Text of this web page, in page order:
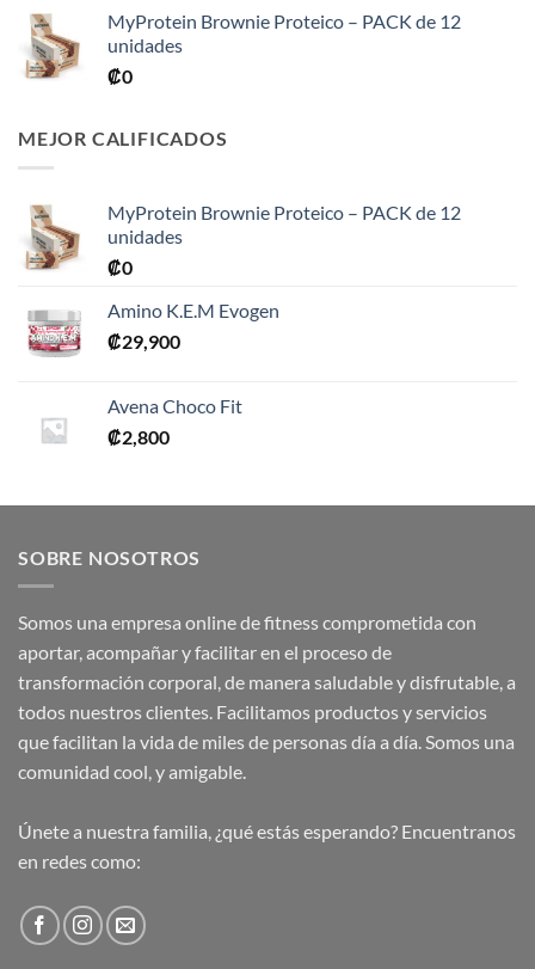
MyProtein Brownie Proteico – PACK de 12
unidades
₡0
MEJOR CALIFICADOS
MyProtein Brownie Proteico – PACK de 12
unidades
₡0
Amino K.E.M Evogen
₡29,900
Avena Choco Fit
₡2,800
SOBRE NOSOTROS
Somos una empresa online de fitness comprometida con
aportar, acompañar y facilitar en el proceso de
transformación corporal, de manera saludable y disfrutable, a
todos nuestros clientes. Facilitamos productos y servicios
que facilitan la vida de miles de personas día a día. Somos una
comunidad cool, y amigable.
Únete a nuestra familia, ¿qué estás esperando? Encuentranos
en redes como: